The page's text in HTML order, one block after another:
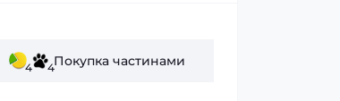
4 4Покупка частинами